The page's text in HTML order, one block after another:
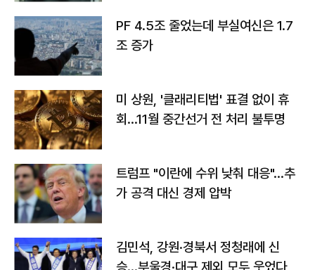
PF 4.5조 줄었는데 부실여신은 1.7
조 증가
미 상원, '클래리티법' 표결 없이 휴
회…11월 중간선거 전 처리 불투명
트럼프 "이란에 수위 낮춰 대응"…추
가 공격 대신 경제 압박
김민석, 강원·경북서 정청래에 신
승…부울경·대구 제외 모두 웃었다